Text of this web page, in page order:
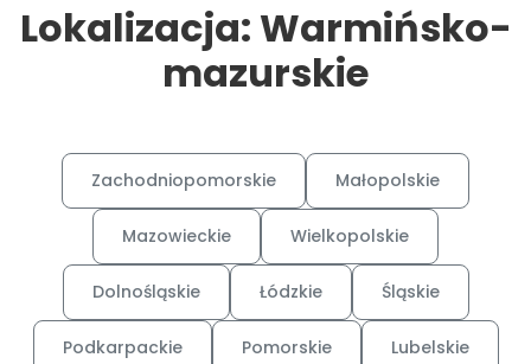
Lokalizacja: Warmińsko-
mazurskie
Zachodniopomorskie Małopolskie
Mazowieckie Wielkopolskie
Dolnośląskie Łódzkie Śląskie
Podkarpackie Pomorskie Lubelskie